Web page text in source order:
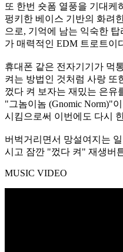
또 한번 숏폼 열풍을 기대케
펑키한 베이스 기반의 화려
으로, 기억에 남는 익숙한
가 매력적인 EDM 트로트이
휴대폰 같은 전자기기가 먹
켜는 방법인 것처럼 사랑 또
껐다 켜 보자는 재밌는 은유
"그놈이놈 (Gnomic Norm)"
시킴으로써 이번에도 다시
버벅거리면서 망설여지는
시고 잠깐 "껐다 켜" 재생버
MUSIC VIDEO